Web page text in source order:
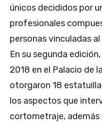
únicos decididos por
profesionales
personas vinculadas
En su segunda
2018 en el Palacio de
otorgaron 18
los aspectos que
cortometraje, además